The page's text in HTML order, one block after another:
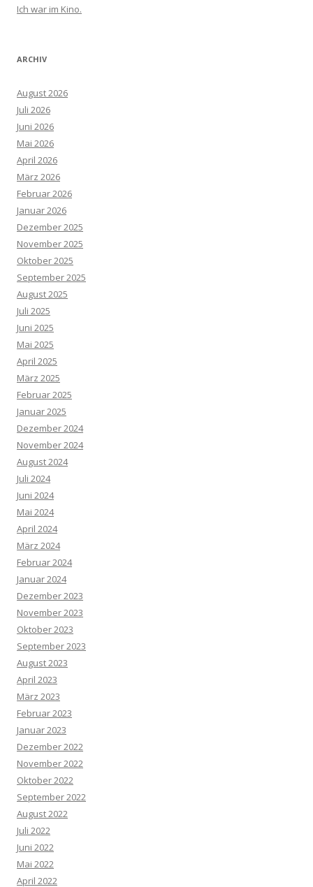
Ich war im Kino.
ARCHIV
August 2026
Juli 2026
Juni 2026
Mai 2026
April 2026
März 2026
Februar 2026
Januar 2026
Dezember 2025
November 2025
Oktober 2025
September 2025
August 2025
Juli 2025
Juni 2025
Mai 2025
April 2025
März 2025
Februar 2025
Januar 2025
Dezember 2024
November 2024
August 2024
Juli 2024
Juni 2024
Mai 2024
April 2024
März 2024
Februar 2024
Januar 2024
Dezember 2023
November 2023
Oktober 2023
September 2023
August 2023
April 2023
März 2023
Februar 2023
Januar 2023
Dezember 2022
November 2022
Oktober 2022
September 2022
August 2022
Juli 2022
Juni 2022
Mai 2022
April 2022